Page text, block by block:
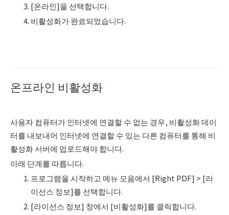
[온라인]을 선택합니다.
비활성화가 완료되었습니다.
온프라인 비활성화
사용자 컴퓨터가 인터넷에 연결할 수 없는 경우, 비활성화 데이
터를 내보내어 인터넷에 연결할 수 있는 다른 컴퓨터를 통해 비
활성화 서버에 업로드해야 합니다.
아래 단계를 따릅니다.
프로그램을 시작하고 메뉴 모음에서 [Right PDF] > [라
이선스 정보]를 선택합니다.
[라이선스 정보] 창에서 [비활성화]를 클릭합니다.